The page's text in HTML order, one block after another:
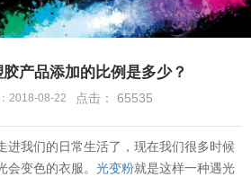
产品添加的比例是多少？
2018-08-22 点击： 65535
进我们的日常生活了，现在我们很多时候
变色的衣服。 光变粉就是这样一种遇光